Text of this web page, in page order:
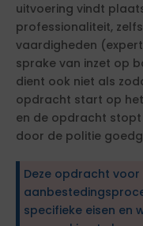
uitvoering vindt
professionaliteit,
vaardigheden
sprake van inzet op
dient ook niet als
opdracht start op
en de opdracht
door de politie
Deze opdracht
specifieke eisen en